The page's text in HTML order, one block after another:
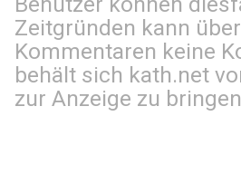
Zeitgründen kann
Kommentaren keine
behält sich kath.net
zur Anzeige zu